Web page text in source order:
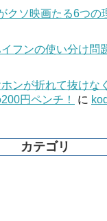
クソ映画たる6つの
フンの使い分け問
ンが折れて抜けな
円ペンチ！
に
カテゴリ